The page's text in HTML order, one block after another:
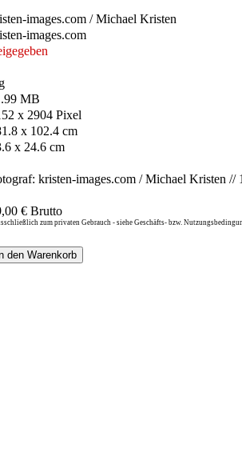
images.com / Michael Kristen
images.com
MB
x 2904 Pixel
x 102.4 cm
x 24.6 cm
kristen-images.com / Michael Kristen
€ Brutto
zum privaten Gebrauch - siehe Geschäfts- bzw.